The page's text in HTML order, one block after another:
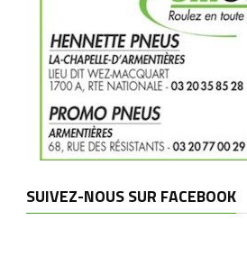
SUIVEZ-NOUS SUR FACEBOOK